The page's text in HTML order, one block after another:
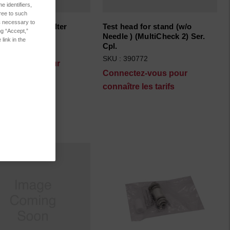
Test head/Filter
2 Ser. Cpl
vous pour
Test head for stand (w/o
Needle ) (MultiCheck 2) Ser.
Cpl.
SKU : 390772
Connectez-vous pour
connaître les tarifs
identifiers,
to such
necessary to
“Accept,”
link in the